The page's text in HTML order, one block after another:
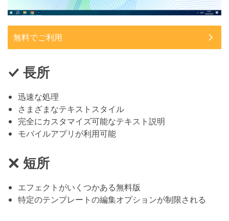
無料でご利用
長所
迅速な処理
さまざまなテキストスタイル
完全にカスタマイズ可能なテキスト説明
モバイルアプリが利用可能
短所
エフェクトがいくつかある無料版
特定のテンプレートの編集オプションが制限される